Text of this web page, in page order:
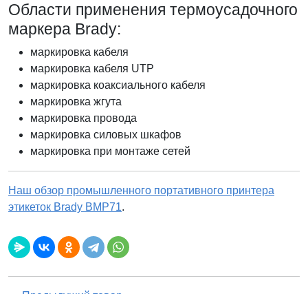
Области применения термоусадочного
маркера Brady:
маркировка кабеля
маркировка кабеля UTP
маркировка коаксиального кабеля
маркировка жгута
маркировка провода
маркировка силовых шкафов
маркировка при монтаже сетей
Наш обзор промышленного портативного принтера
этикеток Brady BMP71.